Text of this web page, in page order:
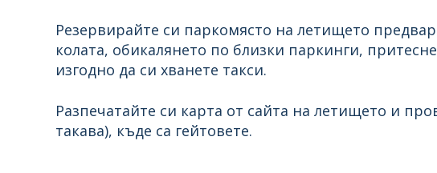
Резервирайте си паркомясто на летището
колата, обикалянето по близки паркинги,
изгодно да си хванете такси.
Разпечатайте си карта от сайта на летището и
такава), къде са гейтовете.